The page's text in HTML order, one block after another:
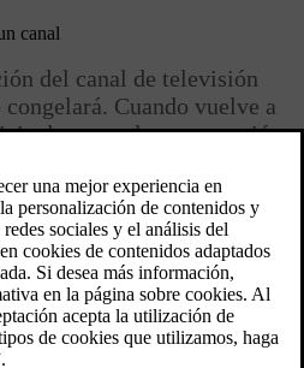
canal
del canal de televisión
Cuando vuelve a
de nuevo la presentación
canal de televisión mostrado, la
aparece una imagen que le
del canal de televisión
una nueva búsqueda. Cuando vuelve
la presentación del canal.
momento en que aparece el